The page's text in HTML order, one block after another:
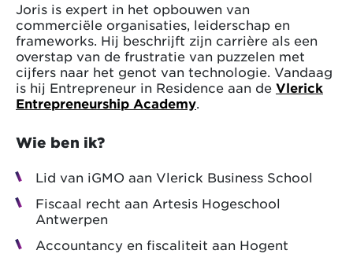
Joris is expert in het opbouwen van
commerciële organisaties, leiderschap en
frameworks. Hij beschrijft zijn carrière als een
overstap van de frustratie van puzzelen met
cijfers naar het genot van technologie. Vandaag
is hij Entrepreneur in Residence aan de Vlerick
Entrepreneurship Academy.
Wie ben ik?
Lid van iGMO aan Vlerick Business School
Fiscaal recht aan Artesis Hogeschool
Antwerpen
Accountancy en fiscaliteit aan Hogent